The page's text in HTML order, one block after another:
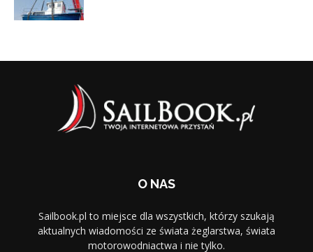
O NAS
Sailbook.pl to miejsce dla wszystkich, którzy szukają
aktualnych wiadomości ze świata żeglarstwa, świata
motorowodniactwa i nie tylko.